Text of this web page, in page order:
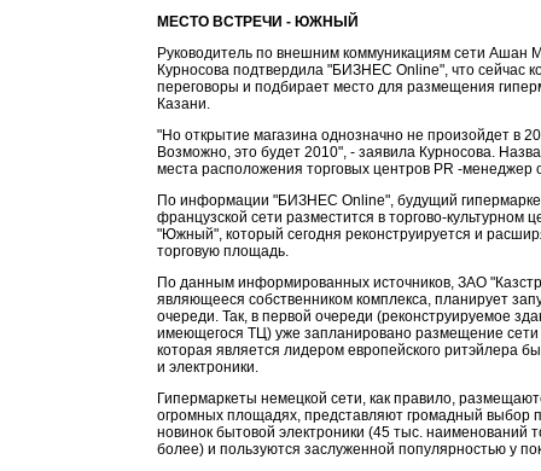
МЕСТО ВСТРЕЧИ - ЮЖНЫЙ
Руководитель по внешним коммуникациям сети Ашан
Курносова подтвердила "БИЗНЕС Online", что сейчас
переговоры и подбирает место для размещения
Казани.
"Но открытие магазина однозначно не произойдет в
Возможно, это будет 2010", - заявила Курносова.
места расположения торговых центров PR -менеджер
По информации "БИЗНЕС Online", будущий
французской сети разместится в торгово-культурном
"Южный", который сегодня реконструируется и
торговую площадь.
По данным информированных источников, ЗАО
являющееся собственником комплекса, планирует
очереди. Так, в первой очереди (реконструируемое
имеющегося ТЦ) уже запланировано размещение сети
которая является лидером европейского ритэйлера
и электроники.
Гипермаркеты немецкой сети, как правило,
огромных площадях, представляют громадный выбор
новинок бытовой электроники (45 тыс. наименований
более) и пользуются заслуженной популярностью у